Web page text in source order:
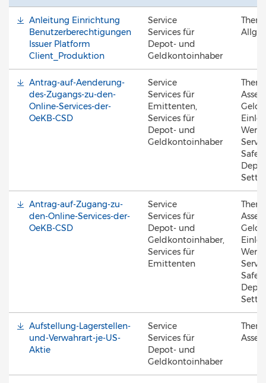
Anleitung Einrichtung
Benutzerberechtigungen
Issuer Platform
Client_Produktion
Service
Services für
Depot- und
Geldkontoinhaber
Antrag-auf-Aenderung-
des-Zugangs-zu-den-
Online-Services-der-
OeKB-CSD
Service
Services für
Emittenten,
Services für
Depot- und
Geldkontoinhaber
Asset
Antrag-auf-Zugang-zu-
den-Online-Services-der-
OeKB-CSD
Service
Services für
Depot- und
Geldkontoinhaber,
Services für
Emittenten
Asset
Aufstellung-Lagerstellen-
und-Verwahrart-je-US-
Aktie
Service
Services für
Depot- und
Geldkontoinhaber
Asset